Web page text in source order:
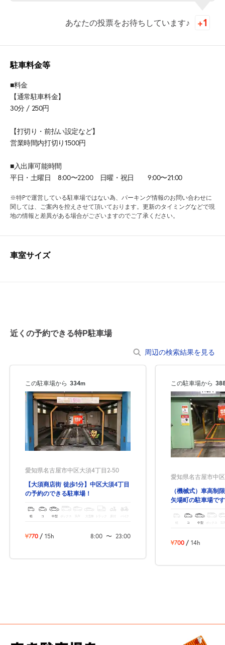
あなたの投票をお待ちしています♪
駐車料金等
■料金
【通常駐車料金】
30分 / 250円
【打切り・前払い設定など】
営業時間内打切り1500円
■入出庫可能時間
平日・土曜日 8:00〜22:00 日曜・祝日 9:00〜21:00
※特Pで運営している駐車場ではない為、パーキング情報のお問い合わせに
関しては、ご案内を控えさせて頂いております。更新のタイミングなどで現
地の情報と差異がある場合がございますのでご了承ください。
車室サイズ
近くの予約できる特P駐車場
周辺の検索結果を見る
この駐車場から 334m
愛知県名古屋市中区大須4丁目2-50
【大須商店街 徒歩1分】中区大須4丁目
の予約のできる駐車場！
軽 コ 中型 ボックス SUV 大型車 トラック バイク
¥770 / 15h 8:00 〜 23:00
この駐車場から
愛知県名古屋市中
（機械式）車高制
矢場町の駐車場で
軽 コ 中型 ボックス
¥700 / 14h